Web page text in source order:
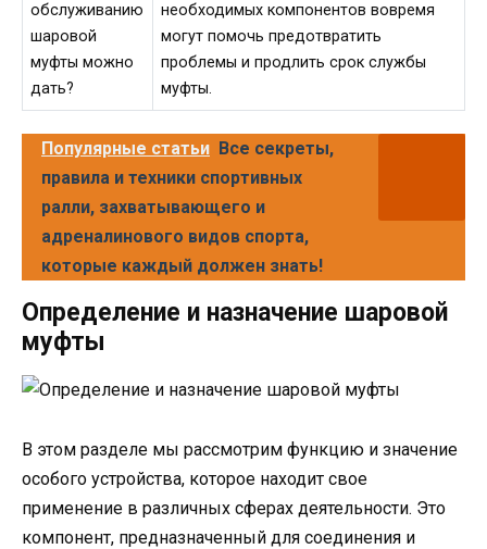
обслуживанию
шаровой
муфты можно
дать?
необходимых компонентов вовремя
могут помочь предотвратить
проблемы и продлить срок службы
муфты.
Популярные статьи Все секреты,
правила и техники спортивных
ралли, захватывающего и
адреналинового видов спорта,
которые каждый должен знать!
Определение и назначение шаровой
муфты
В этом разделе мы рассмотрим функцию и значение
особого устройства, которое находит свое
применение в различных сферах деятельности. Это
компонент, предназначенный для соединения и